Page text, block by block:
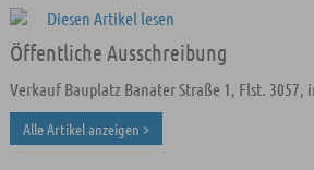
Öffentliche Ausschreibung
Verkauf Bauplatz Banater Straße 1, Flst. 3057,
Alle Artikel anzeigen >